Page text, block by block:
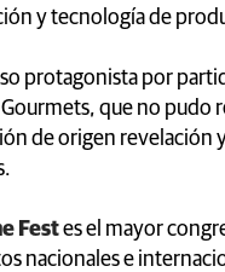
y tecnología de
protagonista por
que no pudo
de origen revelación
Festes el mayor
nacionales e